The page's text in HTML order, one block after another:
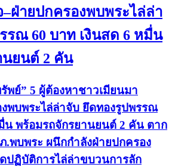
–ฝ่ายปกครองพบพระไล่ล่า
รณ 60 บาท เงินสด 6 หมื่น
ยนต์ 2 คัน
พย์” 5 ผู้ต้องหาชาวเมียนมา
พบพระไล่ล่าจับ ยึดทองรูปพรรณ
น พร้อมรถจักรยานยนต์ 2 คัน ตาก
.พบพระ ผนึกกำลังฝ่ายปกครอง
ปฏิบัติการไล่ล่าขบวนการลัก